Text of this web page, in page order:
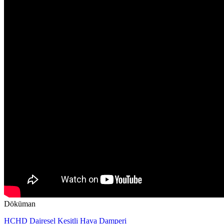
Döküman
HCHD Dairesel Kesitli Hava Damperi